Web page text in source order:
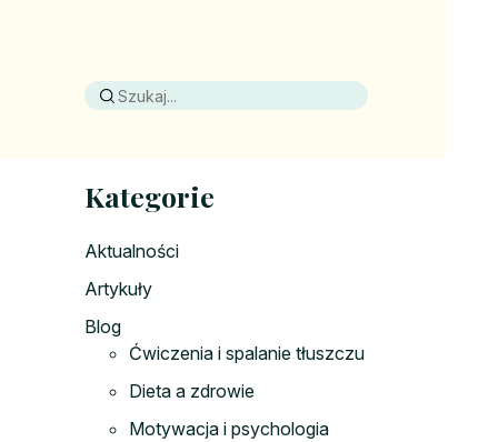
Kategorie
Aktualności
Artykuły
Blog
Ćwiczenia i spalanie tłuszczu
Dieta a zdrowie
Motywacja i psychologia